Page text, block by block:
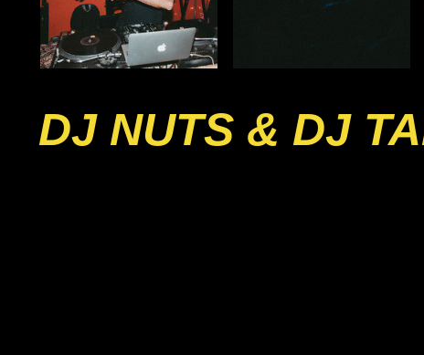
DJ NUTS & DJ